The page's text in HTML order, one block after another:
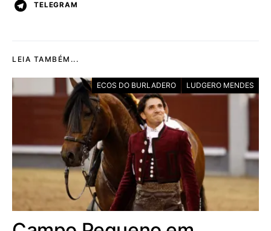
TELEGRAM
LEIA TAMBÉM...
ECOS DO BURLADERO LUDGERO MENDES